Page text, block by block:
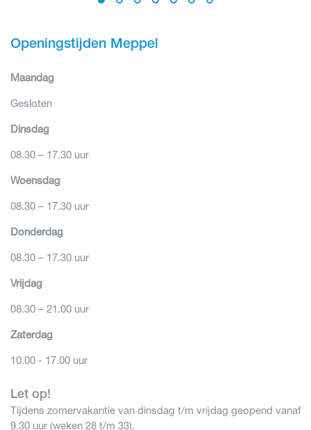
Openingstijden Meppel
Maandag
Gesloten
Dinsdag
08.30 – 17.30 uur
Woensdag
08.30 – 17.30 uur
Donderdag
08.30 – 17.30 uur
Vrijdag
08.30 – 21.00 uur
Zaterdag
10.00 - 17.00 uur
Let op!
Tijdens zomervakantie van dinsdag t/m vrijdag geopend vanaf
9.30 uur (weken 28 t/m 33).